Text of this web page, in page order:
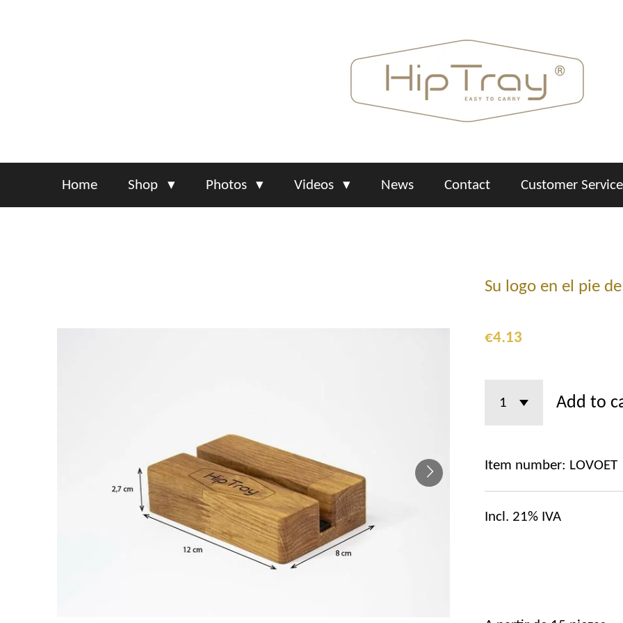
Home Shop Photos Videos News Contact Customer
Su logo en el pie
€4.13
Add to
Item number: LOVOET
Incl. 21% IVA